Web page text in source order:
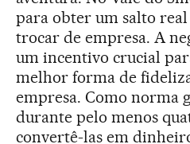
para obter um salto
trocar de empresa. A
um incentivo crucial
melhor forma de
empresa. Como norma
durante pelo menos
convertê-las em